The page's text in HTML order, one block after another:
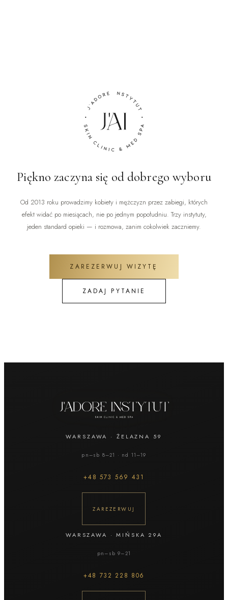
Piękno zaczyna się od dobrego wyboru
Od 2013 roku prowadzimy kobiety i mężczyzn przez zabiegi, których
efekt widać po miesiącach, nie po jednym popołudniu. Trzy instytuty,
jeden standard opieki — i rozmowa, zanim cokolwiek zaczniemy.
ZAREZERWUJ WIZYTĘ
ZADAJ PYTANIE
WARSZAWA · ŻELAZNA 59
pn–sb 8–21 · nd 11–19
+48573 569 431
ZAREZERWUJ
WARSZAWA ·MIŃSKA 29A
pn–sb 9–21
+48 732 228 806